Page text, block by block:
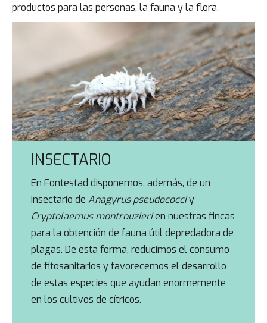
productos para las personas, la fauna y la flora.
INSECTARIO
En Fontestad disponemos, además, de un
insectario de Anagyrus pseudococciy
Cryptolaemus montrouzierien nuestras fincas
para la obtención de fauna útil depredadora de
plagas. De esta forma, reducimos el consumo
de fitosanitarios y favorecemos el desarrollo
de estas especies que ayudan enormemente
en los cultivos de cítricos.